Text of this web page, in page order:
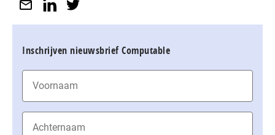
Inschrijven nieuwsbrief Computable